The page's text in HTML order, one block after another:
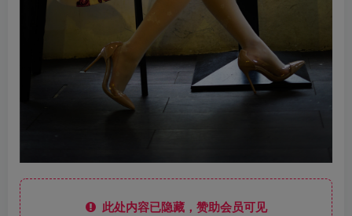
此处内容已隐藏，赞助会员可见